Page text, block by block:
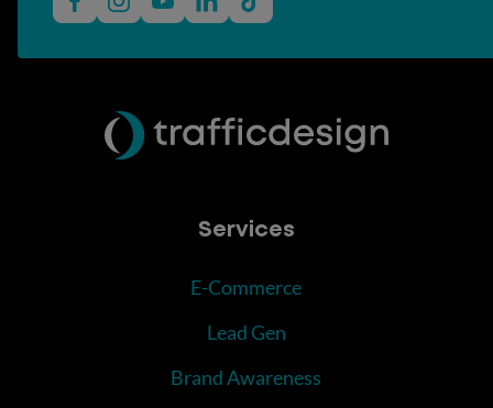
Services
E-Commerce
Lead Gen
Brand Awareness